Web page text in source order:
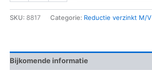
SKU: 8817 Categorie: Reductie verzinkt M/V
Bijkomende informatie